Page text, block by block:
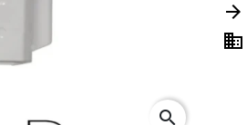
search

